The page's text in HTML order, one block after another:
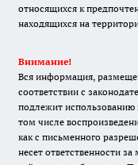
относящихся к
находящихся на
Внимание!
Вся информация,
соответствии с
подлежит
том числе
как с письменного
несет ответственности